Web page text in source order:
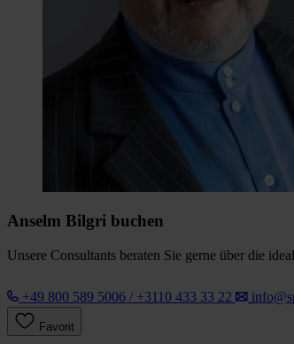
Anselm Bilgri buchen
Unsere Consultants beraten Sie gerne über die
+49 800 589 5006 / +3110 433 33 22
Favorit